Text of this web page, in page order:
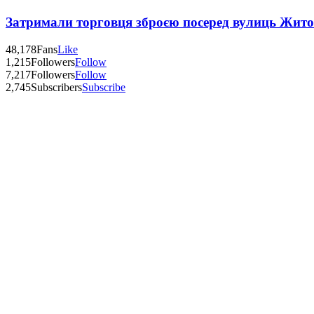
Затримали торговця зброєю посеред вулиць
48,178FansLike
1,215FollowersFollow
7,217FollowersFollow
2,745SubscribersSubscribe